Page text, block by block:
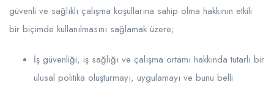
güvenli ve sağlıklı çalışma koşullarına sahip olma hakkının etkili
bir biçimde kullanılmasını sağlamak üzere;
İş güvenliği, iş sağlığı ve çalışma ortamı hakkında tutarlı bir
ulusal politika oluşturmayı, uygulamayı ve bunu belli